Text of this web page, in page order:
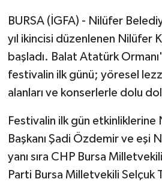
BURSA (İGFA) - Nilüfer
yıl ikincisi düzenlenen Nilüfer
başladı. Balat Atatürk
festivalin ilk günü; yöresel
alanları ve konserlerle dolu
Festivalin ilk gün
Başkanı Şadi Özdemir ve eşi
yanı sıra CHP Bursa
Parti Bursa Milletvekili Selçuk